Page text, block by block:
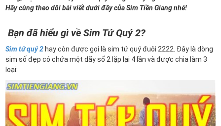
Hãy cùng theo dõi bài viết dưới đây của Sim Tiền Giang nhé!
Bạn đã hiểu gì về Sim Tứ Quý 2?
Sim tứ quý 2 hay còn được gọi là sim tứ quý đuôi 2222. Đây là dòng
sim số đẹp có chứa một dãy số 2 lặp lại 4 lần và được chia làm 3
loại: